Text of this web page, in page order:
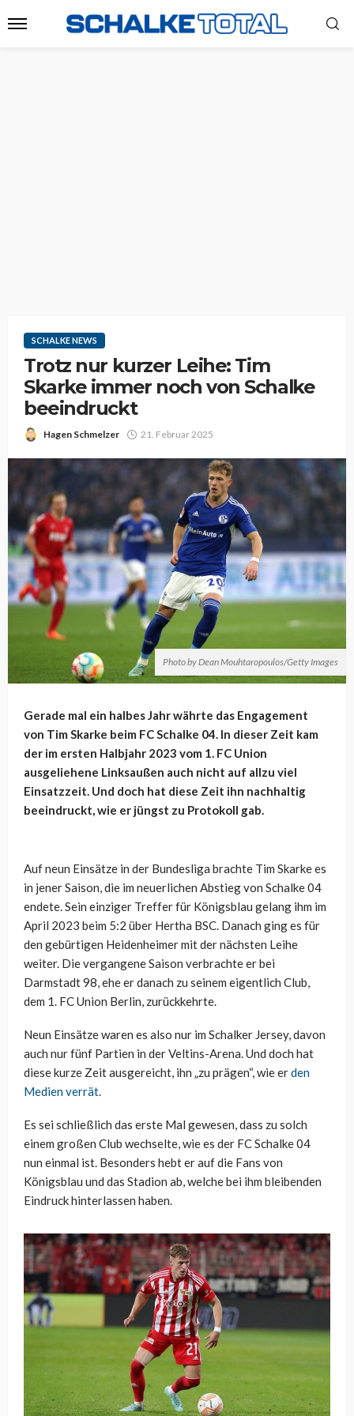
SCHALKE NEWS
Trotz nur kurzer Leihe: Tim
Skarke immer noch von Schalke
beeindruckt
Hagen Schmelzer 21. Februar 2025
Photo by Dean Mouhtaropoulos/Getty Images
Gerade mal ein halbes Jahr währte das Engagement
von Tim Skarke beim FC Schalke 04. In dieser Zeit kam
der im ersten Halbjahr 2023 vom 1. FC Union
ausgeliehene Linksaußen auch nicht auf allzu viel
Einsatzzeit. Und doch hat diese Zeit ihn nachhaltig
beeindruckt, wie er jüngst zu Protokoll gab.
Auf neun Einsätze in der Bundesliga brachte Tim Skarke es
in jener Saison, die im neuerlichen Abstieg von Schalke 04
endete. Sein einziger Treffer für Königsblau gelang ihm im
April 2023 beim 5:2 über Hertha BSC. Danach ging es für
den gebürtigen Heidenheimer mit der nächsten Leihe
weiter. Die vergangene Saison verbrachte er bei
Darmstadt 98, ehe er danach zu seinem eigentlich Club,
dem 1. FC Union Berlin, zurückkehrte.
Neun Einsätze waren es also nur im Schalker Jersey, davon
auch nur fünf Partien in der Veltins-Arena. Und doch hat
diese kurze Zeit ausgereicht, ihn „zu prägen“, wie erden
Medien verrät.
Es sei schließlich das erste Mal gewesen, dass zu solch
einem großen Club wechselte, wie es der FC Schalke 04
nun einmal ist. Besonders hebt er auf die Fans von
Königsblau und das Stadion ab, welche bei ihm bleibenden
Eindruck hinterlassen haben.